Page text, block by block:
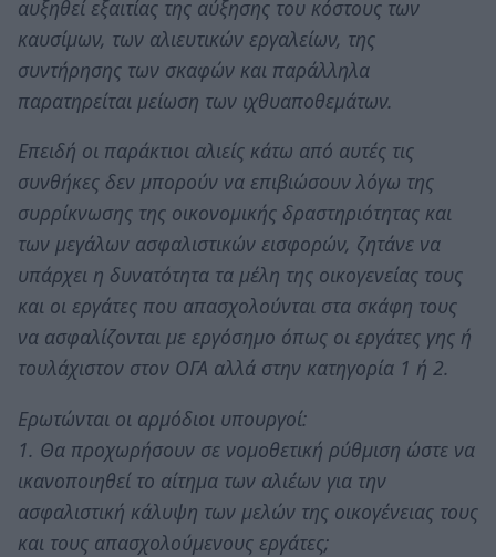
αυξηθεί εξαιτίας της αύξησης του κόστους των
καυσίμων, των αλιευτικών εργαλείων, της
συντήρησης των σκαφών και παράλληλα
παρατηρείται μείωση των ιχθυαποθεμάτων.
Επειδή οι παράκτιοι αλιείς κάτω από αυτές τις
συνθήκες δεν μπορούν να επιβιώσουν λόγω της
συρρίκνωσης της οικονομικής δραστηριότητας και
των μεγάλων ασφαλιστικών εισφορών, ζητάνε να
υπάρχει η δυνατότητα τα μέλη της οικογενείας τους
και οι εργάτες που απασχολούνται στα σκάφη τους
να ασφαλίζονται με εργόσημο όπως οι εργάτες γης ή
τουλάχιστον στον ΟΓΑ αλλά στην κατηγορία 1 ή 2.
Ερωτώνται οι αρμόδιοι υπουργοί:
1. Θα προχωρήσουν σε νομοθετική ρύθμιση ώστε να
ικανοποιηθεί το αίτημα των αλιέων για την
ασφαλιστική κάλυψη των μελών της οικογένειας τους
και τους απασχολούμενους εργάτες;